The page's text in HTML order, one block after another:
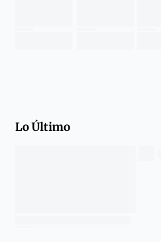
Lo Último